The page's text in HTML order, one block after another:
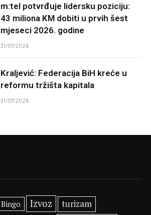
m:tel potvrđuje lidersku poziciju:
43 miliona KM dobiti u prvih šest
mjeseci 2026. godine
31/07/2026
Kraljević: Federacija BiH kreće u
reformu tržišta kapitala
31/07/2026
Bingo Izvoz turizam